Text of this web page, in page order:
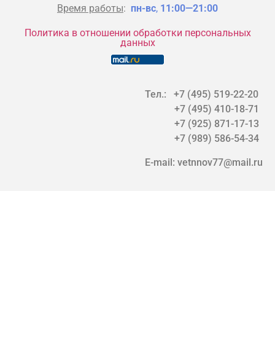
Время работы: пн-вс, 11:00—21:00
Политика в отношении обработки персональных
данных
Тел.: +7 (495) 519-22-20
+7 (495) 410-18-71
+7 (925) 871-17-13
+7 (989) 586-54-34
E-mail: vetnnov77@mail.ru